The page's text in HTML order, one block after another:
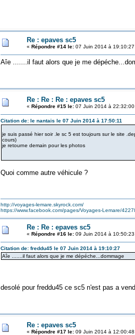
Re : epaves sc5
« Répondre #14 le:07 Juin 2014 à 19:10:27
Aîe .......il faut alors que je me
Re : Re : Re : epaves sc5
« Répondre #15 le:07 Juin 2014 à 22:32:00
Citation de: le nantais le 07 Juin 2014 à 17:50:11
je suis passé hier soir .le sc 5 est toujours sur le site
cours)
je retourne demain pour les photos
Quoi comme autre véhicule ?
http://voyages-lemare.skyrock.com/
https://www.facebook.com/pages/Voyages-Lemare/
Re : Re : epaves sc5
« Répondre #16 le:09 Juin 2014 à 10:50:23
Citation de: freddu45 le 07 Juin 2014 à 19:10:27
Aîe .......il faut alors que je me dépéche...dommage
desolé pour freddu45 ce sc5 n'est pas a
Re : epaves sc5
« Répondre #17 le:09 Juin 2014 à 12:00:48